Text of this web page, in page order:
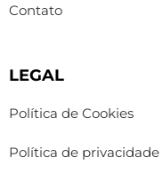
Contato
LEGAL
Política de Cookies
Política de privacidade